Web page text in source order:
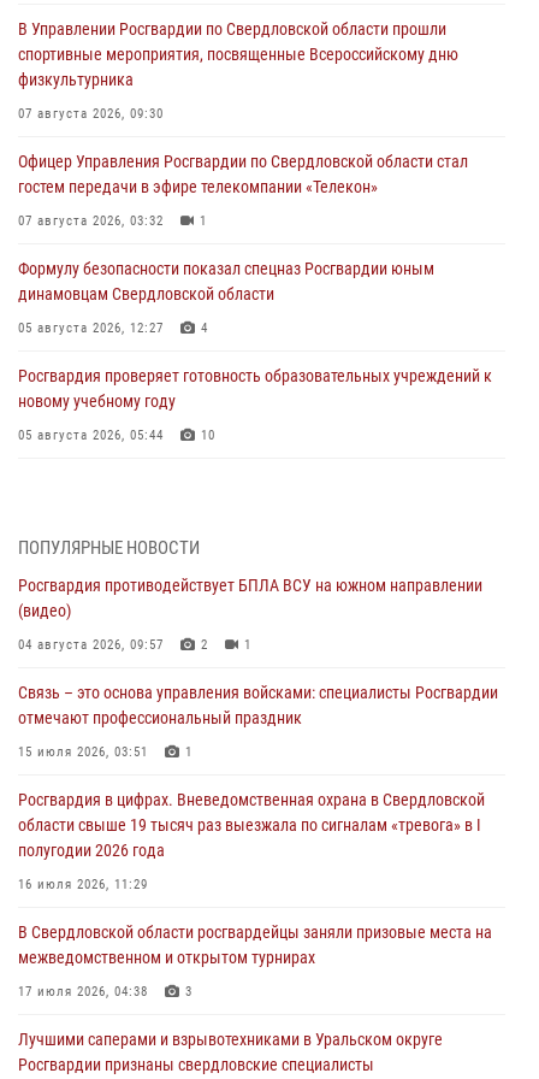
В Управлении Росгвардии по Свердловской области прошли
спортивные мероприятия, посвященные Всероссийскому дню
физкультурника
07 августа 2026, 09:30
Офицер Управления Росгвардии по Свердловской области стал
гостем передачи в эфире телекомпании «Телекон»
07 августа 2026, 03:32 1
Формулу безопасности показал спецназ Росгвардии юным
динамовцам Свердловской области
05 августа 2026, 12:27 4
Росгвардия проверяет готовность образовательных учреждений к
новому учебному году
05 августа 2026, 05:44 10
04 августа 2026, 09:57 2
Росгвардия приняла участие в обеспечении безопасности Дня
города в Екатеринбурге
03 августа 2026, 07:43 3
Росгвардия приняла участие в межведомственном
антитеррористическом учении в Свердловской области
31 июля 2026, 12:27 1
Росгвардия обеспечивает безопасность граждан на южном
направлении
31 июля 2026, 06:56
рассказал об итогах работы подразделения в эфире телекомпании
«Телекон»
30 июля 2026, 11:33 1
ПОПУЛЯРНЫЕ НОВОСТИ
Росгвардия противодействует БПЛА ВСУ на южном направлении
(видео)
04 августа 2026, 09:57 2 1
Связь – это основа управления войсками: специалисты Росгвардии
отмечают профессиональный праздник
15 июля 2026, 03:51 1
Росгвардия в цифрах. Вневедомственная охрана в Свердловской
области свыше 19 тысяч раз выезжала по сигналам «тревога» в I
полугодии 2026 года
16 июля 2026, 11:29
В Свердловской области росгвардейцы заняли призовые места на
межведомственном и открытом турнирах
17 июля 2026, 04:38 3
Лучшими саперами и взрывотехниками в Уральском округе
Росгвардии признаны свердловские специалисты